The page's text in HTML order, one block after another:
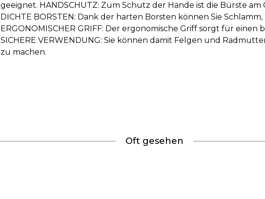
geeignet. HANDSCHUTZ: Zum Schutz der Hände ist die Bürste
DICHTE BORSTEN: Dank der harten Borsten können Sie
ERGONOMISCHER GRIFF: Der ergonomische Griff sorgt für einen
SICHERE VERWENDUNG: Sie können damit Felgen und
zu machen.
Oft gesehen